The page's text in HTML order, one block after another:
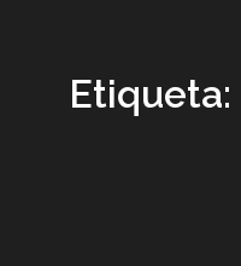
Etiqueta: